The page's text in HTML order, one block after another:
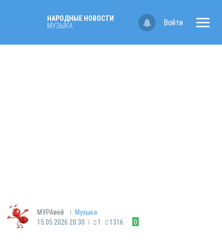
НАРОДНЫЕ НОВОСТИ
МУЗЫКА
Войти
МУРАвей |
Музыка
15.05.2026 20:30 | 1 1316 0